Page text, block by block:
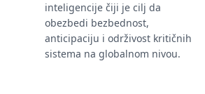
inteligencije čiji je cilj da
obezbedi bezbednost,
anticipaciju i održivost kritičnih
sistema na globalnom nivou.